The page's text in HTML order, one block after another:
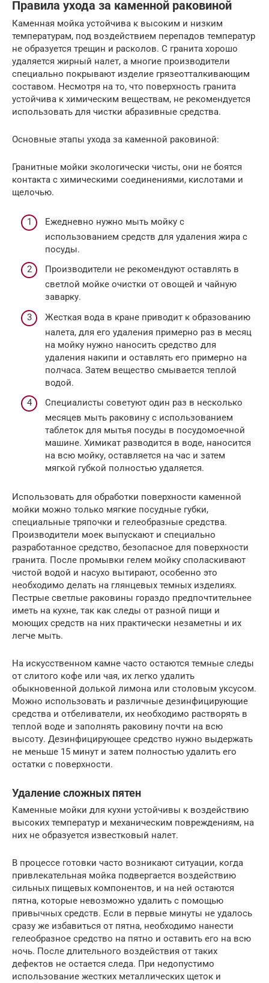
Правила ухода за каменной раковиной
Каменная мойка устойчива к высоким и низким
температурам, под воздействием перепадов температур
не образуется трещин и расколов. С гранита хорошо
удаляется жирный налет, а многие производители
специально покрывают изделие грязеотталкивающим
составом. Несмотря на то, что поверхность гранита
устойчива к химическим веществам, не рекомендуется
использовать для чистки абразивные средства.
Основные этапы ухода за каменной раковиной:
Гранитные мойки экологически чисты, они не боятся
контакта с химическими соединениями, кислотами и
щелочью.
Ежедневно нужно мыть мойку с
использованием средств для удаления жира с
посуды.
Производители не рекомендуют оставлять в
светлой мойке очистки от овощей и чайную
заварку.
Жесткая вода в кране приводит к образованию
налета, для его удаления примерно раз в месяц
на мойку нужно наносить средство для
удаления накипи и оставлять его примерно на
полчаса. Затем вещество смывается теплой
водой.
Специалисты советуют один раз в несколько
месяцев мыть раковину с использованием
таблеток для мытья посуды в посудомоечной
машине. Химикат разводится в воде, наносится
на всю мойку, оставляется на час и затем
мягкой губкой полностью удаляется.
Использовать для обработки поверхности каменной
мойки можно только мягкие посудные губки,
специальные тряпочки и гелеобразные средства.
Производители моек выпускают и специально
разработанное средство, безопасное для поверхности
гранита. После промывки гелем мойку споласкивают
чистой водой и насухо вытирают, особенно это
необходимо делать на глянцевых темных изделиях.
Пестрые светлые раковины гораздо предпочтительнее
иметь на кухне, так как следы от разной пищи и
моющих средств на них практически незаметны и их
легче мыть.
На искусственном камне часто остаются темные следы
от слитого кофе или чая, их легко удалить
обыкновенной долькой лимона или столовым уксусом.
Можно использовать и различные дезинфицирующие
средства и отбеливатели, их необходимо растворять в
теплой воде и заполнять раковину почти на всю
высоту. Дезинфицирующее средство нужно выдержать
не меньше 15 минут и затем полностью удалить его
остатки с поверхности.
Удаление сложных пятен
Каменные мойки для кухни устойчивы к воздействию
высоких температур и механическим повреждениям, на
них не образуется известковый налет.
В процессе готовки часто возникают ситуации, когда
привлекательная мойка подвергается воздействию
сильных пищевых компонентов, и на ней остаются
пятна, которые невозможно удалить с помощью
привычных средств. Если в первые минуты не удалось
сразу же избавиться от пятна, необходимо нанести
гелеобразное средство на пятно и оставить его на всю
ночь. После длительного воздействия от таких
дефектов не остается следа. При недопустимо
использование жестких металлических щеток и